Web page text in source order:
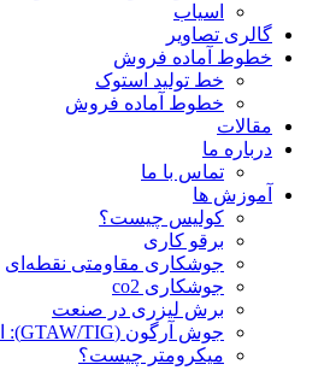
اسیاب
گالری تصاویر
خطوط آماده فروش
خط تولید استوک
خطوط آماده فروش
مقالات
درباره ما
تماس با ما
آموزش ها
کولیس چیست؟
برقو کاری
جوشکاری مقاومتی نقطه‌ای
جوشکاری co2
برش لیزری در صنعت
جوش آرگون (GTAW/TIG): اصول، کاربردها و نکات مهم
میکرومتر چیست؟